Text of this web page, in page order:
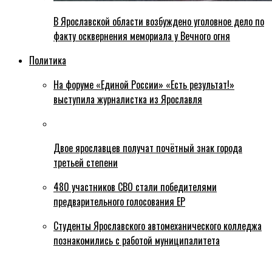
В Ярославской области возбуждено уголовное дело по
факту осквернения мемориала у Вечного огня
Политика
На форуме «Единой России» «Есть результат!»
выступила журналистка из Ярославля
Двое ярославцев получат почётный знак города
третьей степени
480 участников СВО стали победителями
предварительного голосования ЕР
Студенты Ярославского автомеханического колледжа
познакомились с работой муниципалитета